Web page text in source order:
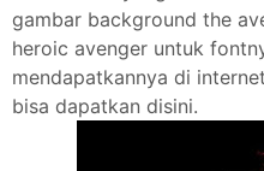
gambar background the
heroic avenger untuk
mendapatkannya di
bisa dapatkan disini.